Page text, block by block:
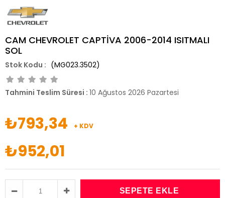
CAM CHEVROLET CAPTİVA 2006-2014 ISITMALI
SOL
(MG023.3502)
Tahmini Teslim Süresi : 10 Ağustos 2026 Pazartesi
₺793,34 + KDV
₺952,01